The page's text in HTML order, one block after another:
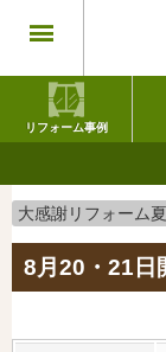
リフォーム事例
大感謝リフォーム
8月20・21日